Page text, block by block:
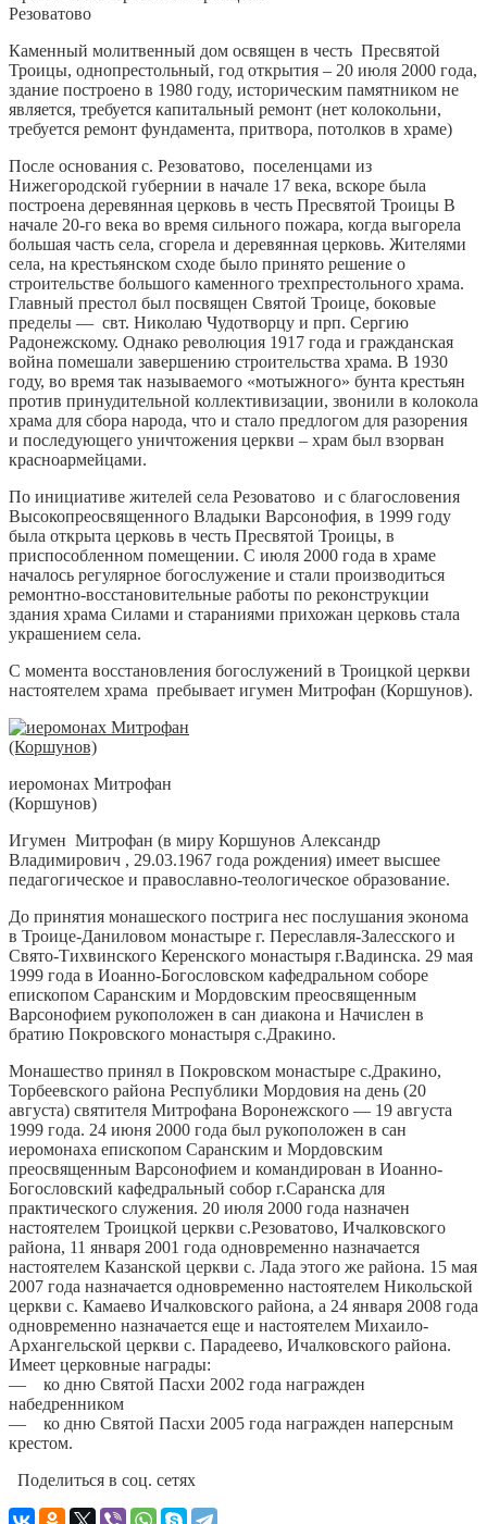
Резоватово
Каменный молитвенный дом освящен в честь Пресвятой
Троицы, однопрестольный, год открытия – 20 июля 2000 года,
здание построено в 1980 году, историческим памятником не
является, требуется капитальный ремонт (нет колокольни,
требуется ремонт фундамента, притвора, потолков в храме)
После основания с. Резоватово, поселенцами из
Нижегородской губернии в начале 17 века, вскоре была
построена деревянная церковь в честь Пресвятой Троицы В
начале 20-го века во время сильного пожара, когда выгорела
большая часть села, сгорела и деревянная церковь. Жителями
села, на крестьянском сходе было принято решение о
строительстве большого каменного трехпрестольного храма.
Главный престол был посвящен Святой Троице, боковые
пределы — свт. Николаю Чудотворцу и прп. Сергию
Радонежскому. Однако революция 1917 года и гражданская
война помешали завершению строительства храма. В 1930
году, во время так называемого «мотыжного» бунта крестьян
против принудительной коллективизации, звонили в колокола
храма для сбора народа, что и стало предлогом для разорения
и последующего уничтожения церкви – храм был взорван
красноармейцами.
По инициативе жителей села Резоватово и с благословения
Высокопреосвященного Владыки Варсонофия, в 1999 году
была открыта церковь в честь Пресвятой Троицы, в
приспособленном помещении. С июля 2000 года в храме
началось регулярное богослужение и стали производиться
ремонтно-восстановительные работы по реконструкции
здания храма Силами и стараниями прихожан церковь стала
украшением села.
С момента восстановления богослужений в Троицкой церкви
настоятелем храма пребывает игумен Митрофан (Коршунов).
иеромонах Митрофан
(Коршунов)
Игумен Митрофан (в миру Коршунов Александр
Владимирович , 29.03.1967 года рождения) имеет высшее
педагогическое и православно-теологическое образование.
До принятия монашеского пострига нес послушания эконома
в Троице-Даниловом монастыре г. Переславля-Залесского и
Свято-Тихвинского Керенского монастыря г.Вадинска. 29 мая
1999 года в Иоанно-Богословском кафедральном соборе
епископом Саранским и Мордовским преосвященным
Варсонофием рукоположен в сан диакона и Начислен в
братию Покровского монастыря с.Дракино.
Монашество принял в Покровском монастыре с.Дракино,
Торбеевского района Республики Мордовия на день (20
августа) святителя Митрофана Воронежского — 19 августа
1999 года. 24 июня 2000 года был рукоположен в сан
иеромонаха епископом Саранским и Мордовским
преосвященным Варсонофием и командирован в Иоанно-
Богословский кафедральный собор г.Саранска для
практического служения. 20 июля 2000 года назначен
настоятелем Троицкой церкви с.Резоватово, Ичалковского
района, 11 января 2001 года одновременно назначается
настоятелем Казанской церкви с. Лада этого же района. 15 мая
2007 года назначается одновременно настоятелем Никольской
церкви с. Камаево Ичалковского района, а 24 января 2008 года
одновременно назначается еще и настоятелем Михаило-
Архангельской церкви с. Парадеево, Ичалковского района.
Имеет церковные награды:
— ко дню Святой Пасхи 2002 года награжден
набедренником
— ко дню Святой Пасхи 2005 года награжден наперсным
крестом.
Поделиться в соц. сетях